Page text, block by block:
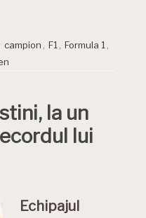
campion F1 Formula 1
la un
lui
Echipajul